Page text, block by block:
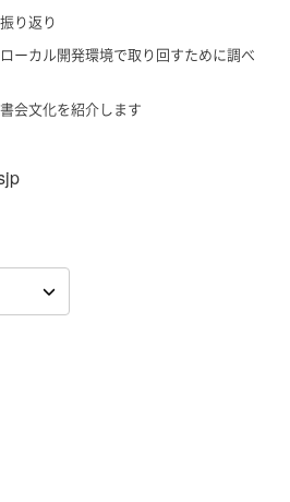
り返り
ーカル開発環境で取り回すために調べ
会文化を紹介します